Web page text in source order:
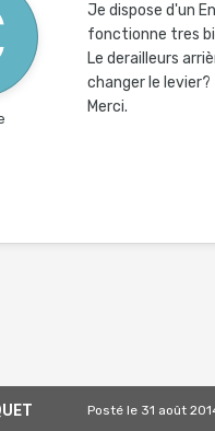
Je dispose d'un
fonctionne tres
Le derailleurs
changer le levier?
Merci.
Postéle 31 août